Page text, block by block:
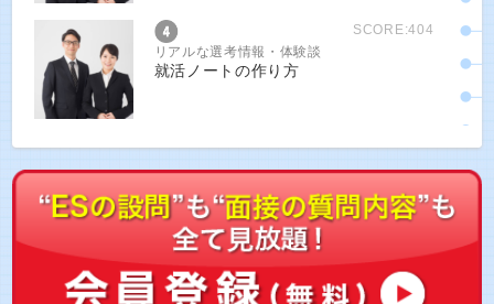
SCORE:404
リアルな選考情報・体験談
就活ノートの作り方